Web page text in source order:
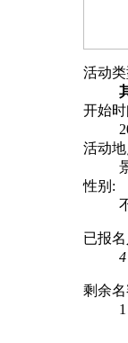
活动类
开始时
活动地
性别:
已报
4
剩余名